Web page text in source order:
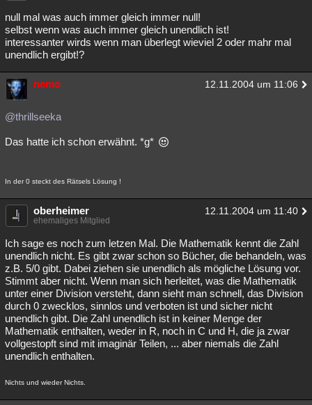
null mal was auch immer gleich immer null!
selbst wenn was auch immer gleich unendlich ist!
interessanter wirds wenn man überlegt wieviel 2 oder mahr mal
unendlich ergibt!?
nemo 12.11.2004 um 11:06
@thrillseeka
Das hatte ich schon erwähnt. *g*
In der 0 steckt des Rätsels Lösung !
oberheimer 12.11.2004 um 11:40
ehemaliges Mitglied
Ich sage es noch zum letzen Mal. Die Mathematik kennt die Zahl
unendlich nicht. Es gibt zwar schon so Bücher, die behandeln, was
z.B. 5/0 gibt. Dabei ziehen sie unendlich als mögliche Lösung vor.
Stimmt aber nicht. Wenn man sich herleitet, was die Mathematik
unter einer Division versteht, dann sieht man schnell, das Division
durch 0 zwecklos, sinnlos und verboten ist und sicher nicht
unendlich gibt. Die Zahl unendlich ist in keiner Menge der
Mathematik enthalten, weder in R, noch in C und H, die ja zwar
vollgestopft sind mit imaginär Teilen, ... aber niemals die Zahl
unendlich enthalten.
Nichts und wieder Nichts.